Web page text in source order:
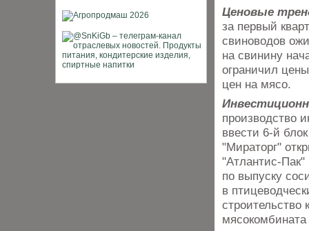
Ценовые
за первый
свиноводов
на свинину
ограничил
цен на мясо.
производство
ввести 6-й
"Мираторг"
"Атлантис-Пак"
по выпуску
в
строительство